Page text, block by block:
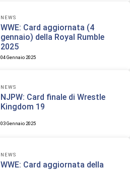
NEWS
WWE: Card aggiornata (4
gennaio) della Royal Rumble
2025
04 Gennaio 2025
NEWS
NJPW: Card finale di Wrestle
Kingdom 19
03 Gennaio 2025
NEWS
WWE: Card aggiornata della